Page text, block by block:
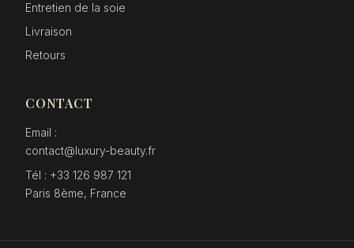
Entretien de la soie
Livraison
Retours
CONTACT
Email :
contact@luxury-beauty.fr
Tél : +33 126 987 121
Paris 8ème, France